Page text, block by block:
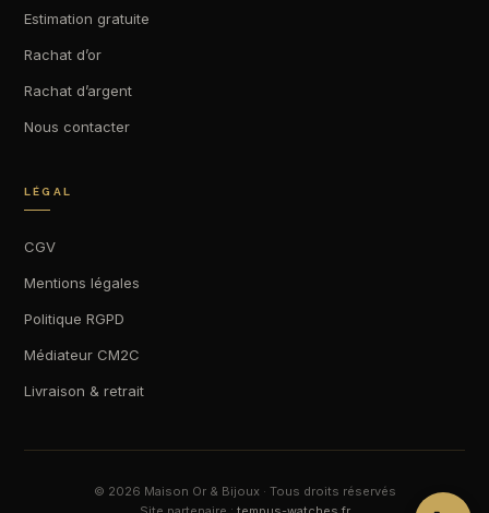
Estimation gratuite
Rachat d’or
Rachat d’argent
Nous contacter
LÉGAL
CGV
Mentions légales
Politique RGPD
Médiateur CM2C
Livraison & retrait
© 2026 Maison Or & Bijoux · Tous droits réservés